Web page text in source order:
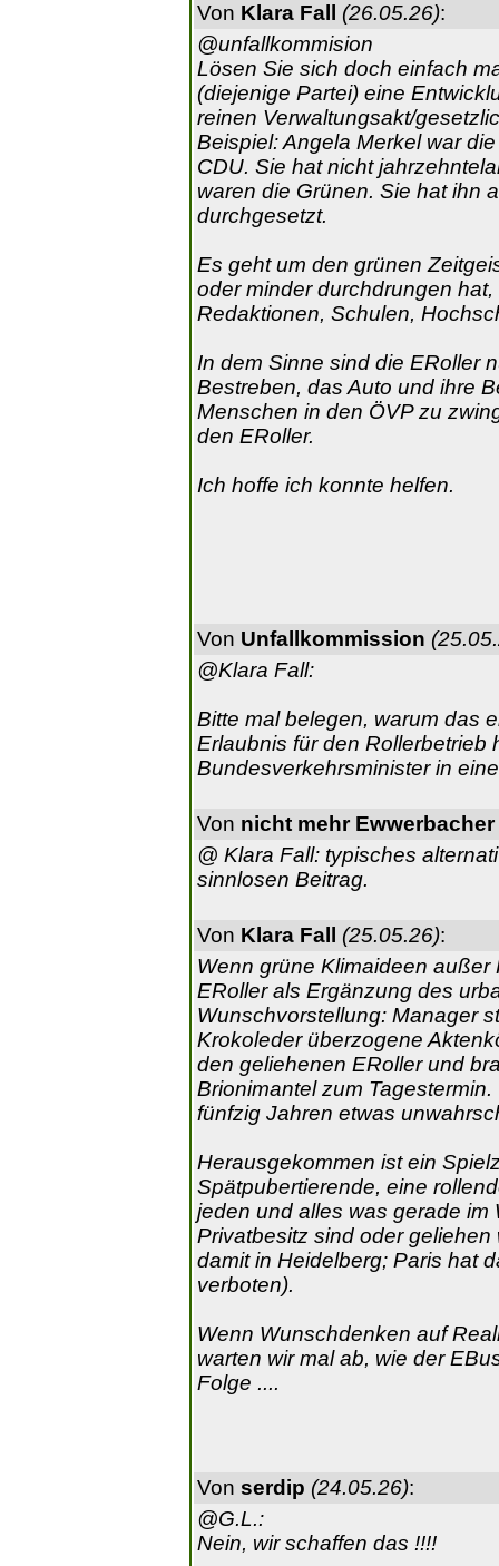
Von Klara Fall (26.05.26):
@unfallkommision
Lösen Sie sich doch einfach
(diejenige Partei) eine
reinen Verwaltungsakt/
Beispiel: Angela Merkel war
CDU. Sie hat nicht
waren die Grünen. Sie hat ihn
durchgesetzt.
Es geht um den grünen
oder minder durchdrungen
Redaktionen, Schulen,
In dem Sinne sind die ERoller
Bestreben, das Auto und ihre
Menschen in den ÖVP zu
den ERoller.
Ich hoffe ich konnte helfen.
Von Unfallkommission
@Klara Fall:
Bitte mal belegen, warum das
Erlaubnis für den Rollerbetrieb
Bundesverkehrsminister in
Von nicht mehr Ewwerbacher
@ Klara Fall: typisches
sinnlosen Beitrag.
Von Klara Fall (25.05.26):
Wenn grüne Klimaideen
ERoller als Ergänzung des
Wunschvorstellung: Manager
Krokoleder überzogene
den geliehenen ERoller und
Brionimantel zum
fünfzig Jahren etwas
Herausgekommen ist ein
Spätpubertierende, eine
jeden und alles was gerade im
Privatbesitz sind oder
damit in Heidelberg; Paris hat
verboten).
Wenn Wunschdenken auf
warten wir mal ab, wie der
Folge ....
Von serdip (24.05.26):
@G.L.:
Nein, wir schaffen das !!!!